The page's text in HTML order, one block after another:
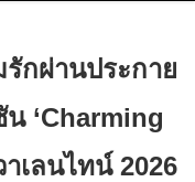
กผ่านประกาย
‘Charming
เลนไทน์ 2026